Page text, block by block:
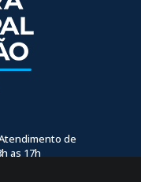
de
as 17h